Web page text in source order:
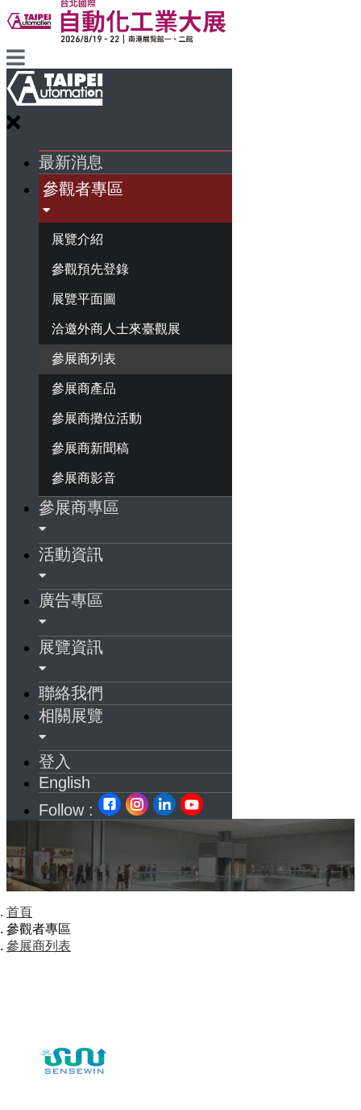
最新消息
參觀者專區
展覽介紹
參觀預先登錄
展覽平面圖
洽邀外商人士來臺觀展
參展商列表
參展商產品
參展商攤位活動
參展商新聞稿
參展商影音
參展商專區
活動資訊
廣告專區
展覽資訊
聯絡我們
相關展覽
登入
English
Follow :
首頁
參觀者專區
參展商列表